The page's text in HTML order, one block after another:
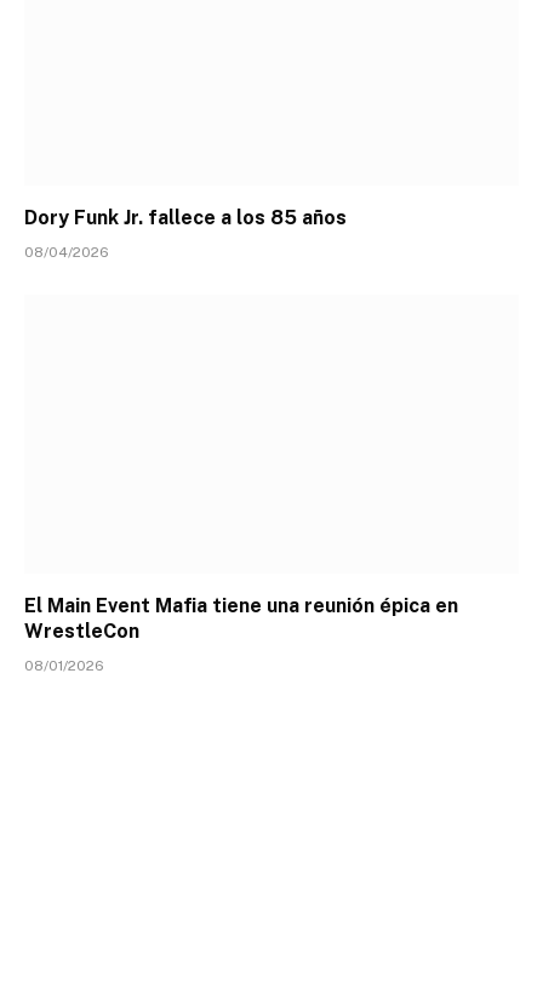
Dory Funk Jr. fallece a los 85 años
08/04/2026
El Main Event Mafia tiene una reunión épica en
WrestleCon
08/01/2026